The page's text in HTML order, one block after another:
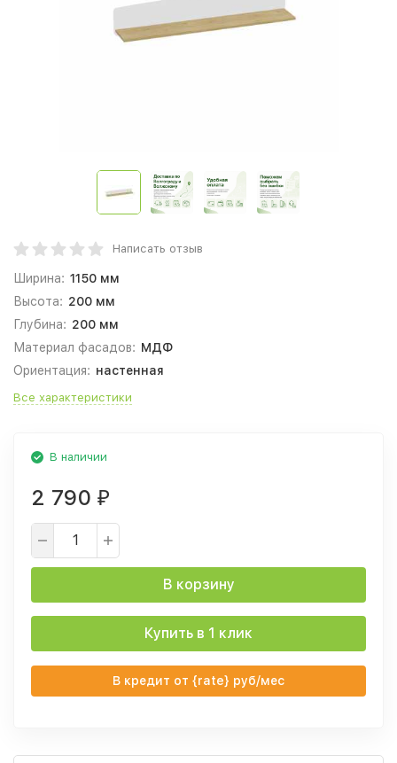
Написать отзыв
Ширина: 1150 мм
Высота: 200 мм
Глубина: 200 мм
Материал фасадов: МДФ
Ориентация: настенная
Все характеристики
В наличии
2 790 ₽
В корзину
Купить в 1 клик
В кредит от {rate} руб/мес